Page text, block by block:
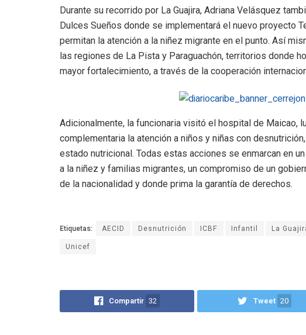
Durante su recorrido por La Guajira, Adriana Velásquez
Dulces Sueños donde se implementará el nuevo proyecto
permitan la atención a la niñez migrante en el punto. Así
las regiones de La Pista y Paraguachón, territorios donde
mayor fortalecimiento, a través de la cooperación
Adicionalmente, la funcionaria visitó el hospital de Maicao,
complementaria la atención a niños y niñas con
estado nutricional. Todas estas acciones se enmarcan en
a la niñez y familias migrantes, un compromiso de un
de la nacionalidad y donde prima la garantía de derechos.
Etiquetas: AECID Desnutrición ICBF Infantil La
Unicef
Compartir 32 Tweet 20